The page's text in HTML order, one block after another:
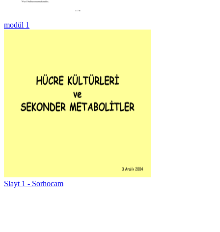
modül 1
Slayt 1 - Sorhocam